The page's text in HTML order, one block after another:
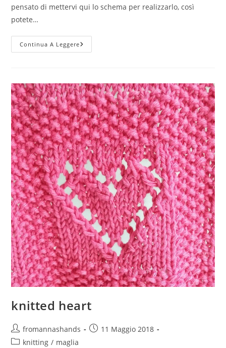
pensato di mettervi qui lo schema per realizzarlo, così
potete…
Continua A LeggereCuore
Traforato
knitted heart
Autore
dell'articolo:
fromannashands
Articolo11 Maggio 2018
Categoria
knitting / maglia